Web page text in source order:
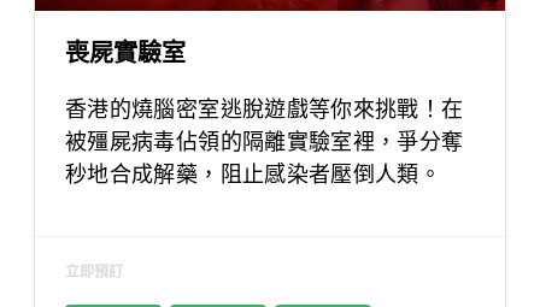
喪屍實驗室
香港的燒腦密室逃脫遊戲等你來挑戰！在
被殭屍病毒佔領的隔離實驗室裡，爭分奪
秒地合成解藥，阻止感染者壓倒人類。
立即預訂